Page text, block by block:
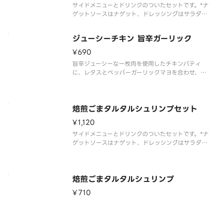
サイドメニューとドリンクのついたセットです。*ナ
ゲットソースはナゲット、ドレッシングはサラダを
ジューシーチキン 旨辛ガーリック
¥690
旨辛ジューシーな一枚肉を使用したチキンパティ
に、レタスとペッパーガーリックマヨを合わせ、特
焙煎ごまタルタルシュリンプセット
¥1,120
サイドメニューとドリンクのついたセットです。*ナ
ゲットソースはナゲット、ドレッシングはサラダを
焙煎ごまタルタルシュリンプ
¥710